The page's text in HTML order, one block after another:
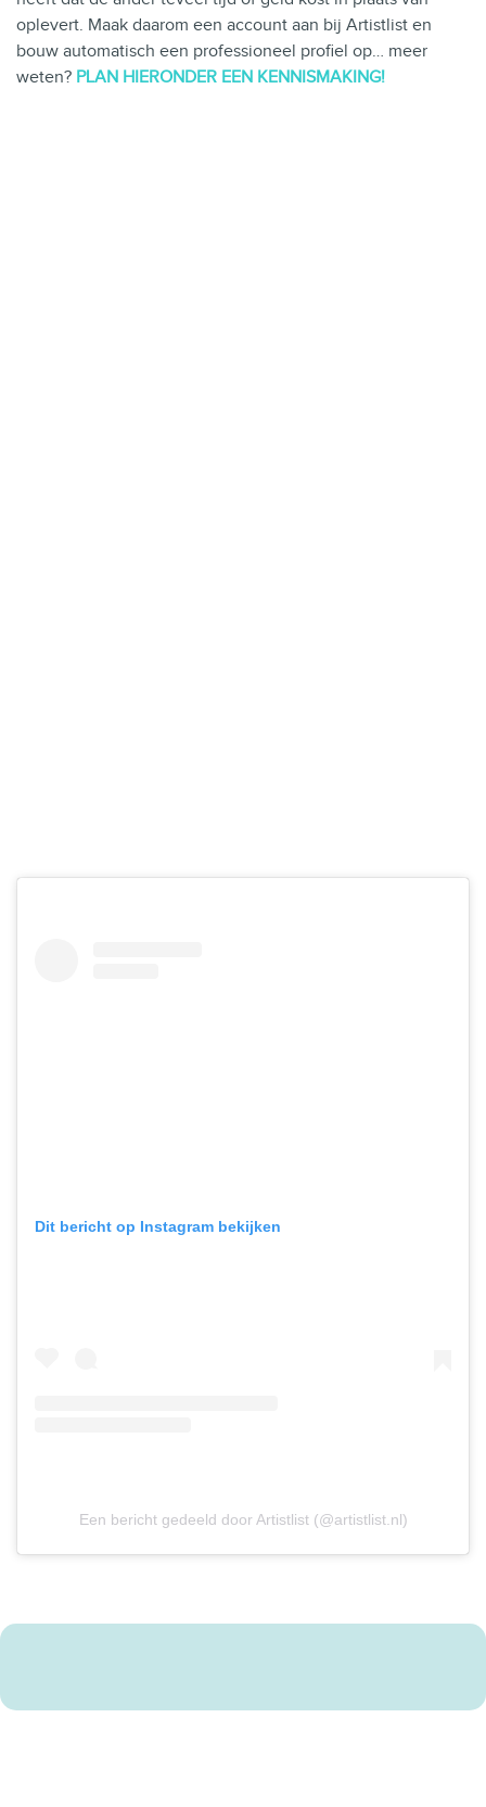
oplevert. Maak daarom een account aan bij Artistlist en
bouw automatisch een professioneel profiel op… meer
weten? PLAN HIERONDER EEN KENNISMAKING!
Dit bericht op Instagram bekijken
Een bericht gedeeld door Artistlist (@artistlist.nl)